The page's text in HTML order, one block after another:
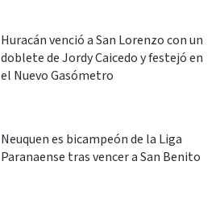
Huracán venció a San Lorenzo con un
doblete de Jordy Caicedo y festejó en
el Nuevo Gasómetro
Neuquen es bicampeón de la Liga
Paranaense tras vencer a San Benito